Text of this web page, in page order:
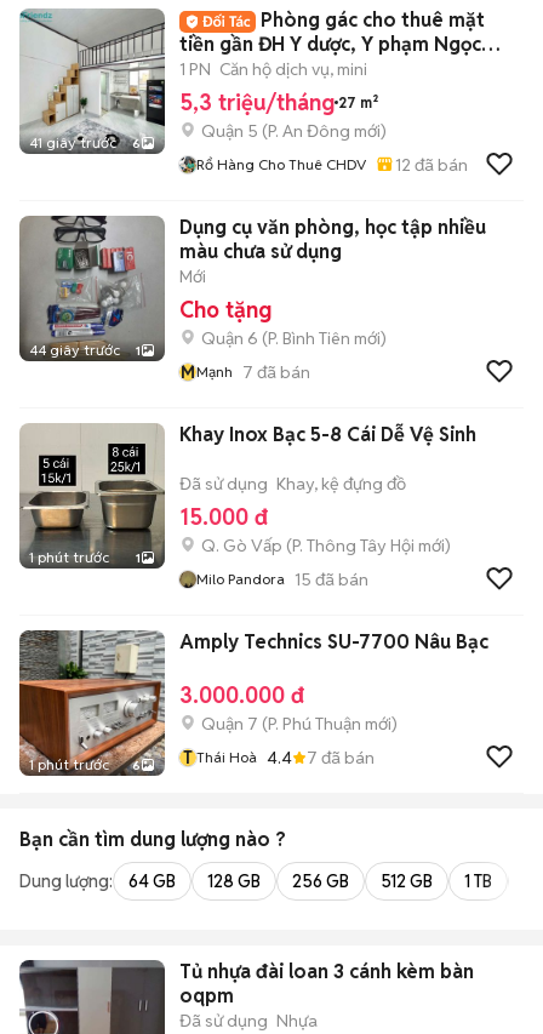
41 giây trước 6
Phòng gác cho thuê mặt
tiền gần ĐH Y dược, Y phạm Ngọc
Thạch,ở 2-3ng
1 PN Căn hộ dịch vụ, mini
5,3 triệu/tháng 27 m²
Quận 5 (P. An Đông mới)
Rổ Hàng Cho Thuê CHDV 12 đã bán
44 giây trước 1
Dụng cụ văn phòng, học tập nhiều
màu chưa sử dụng
Mới
Cho tặng
Quận 6 (P. Bình Tiên mới)
MMạnh 7 đã bán
1 phút trước 1
Khay Inox Bạc 5-8 Cái Dễ Vệ Sinh
Đã sử dụng Khay, kệ đựng đồ
15.000 đ
Q. Gò Vấp (P. Thông Tây Hội mới)
Milo Pandora 15 đã bán
1 phút trước 6
Amply Technics SU-7700 Nâu Bạc
3.000.000 đ
Quận 7 (P. Phú Thuận mới)
T Thái Hoà 4.4 7 đã bán
Bạn cần tìm dung lượng nào ?
Dung lượng: 64 GB 128 GB 256 GB 512 GB 1 TB
Tủ nhựa đài loan 3 cánh kèm bàn
oqpm
Đã sử dụng Nhựa